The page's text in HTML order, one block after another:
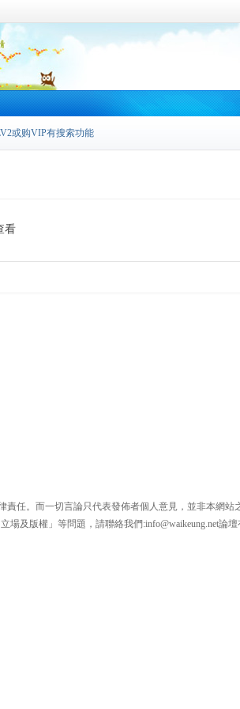
或购VIP有搜索功能
看
任。而一切言論只代表發佈者個人意見，並非本網
場及版權」等問題，請聯絡我們:info@waikeung.net論